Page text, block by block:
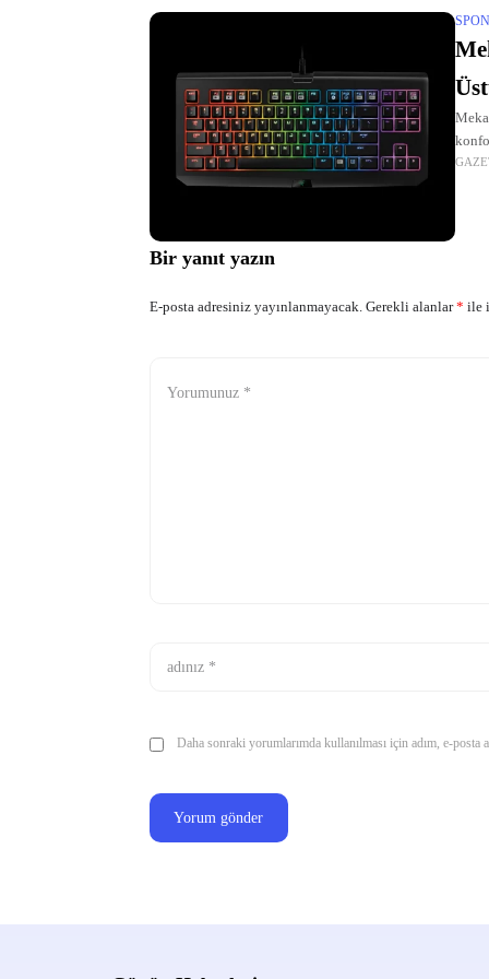
Bir yanıt yazın
E-posta adresiniz yayınlanmayacak. Gerekli alanlar* ile
Daha sonraki yorumlarımda kullanılması için adım, e-posta